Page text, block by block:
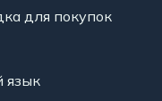
для покупок
язык